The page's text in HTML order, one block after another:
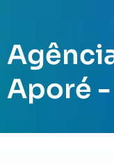
Aporé -